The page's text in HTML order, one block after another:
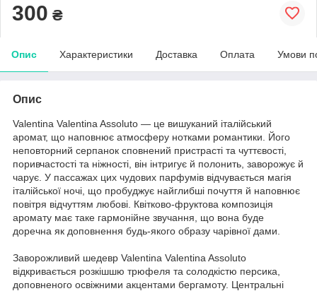
300 ₴
Опис Характеристики Доставка Оплата Умови
Опис
Valentina Valentina Assoluto — це вишуканий італійський
аромат, що наповнює атмосферу нотками романтики. Його
неповторний серпанок сповнений пристрасті та чуттєвості,
поривчастості та ніжності, він інтригує й полонить, заворожує й
чарує. У пассажах цих чудових парфумів відчувається магія
італійської ночі, що пробуджує найглибші почуття й наповнює
повітря відчуттям любові. Квітково-фруктова композиція
аромату має таке гармонійне звучання, що вона буде
доречна як доповнення будь-якого образу чарівної дами.
Заворожливий шедевр Valentina Valentina Assoluto
відкривається розкішшю трюфеля та солодкістю персика,
доповненого освіжними акцентами бергамоту. Центральні